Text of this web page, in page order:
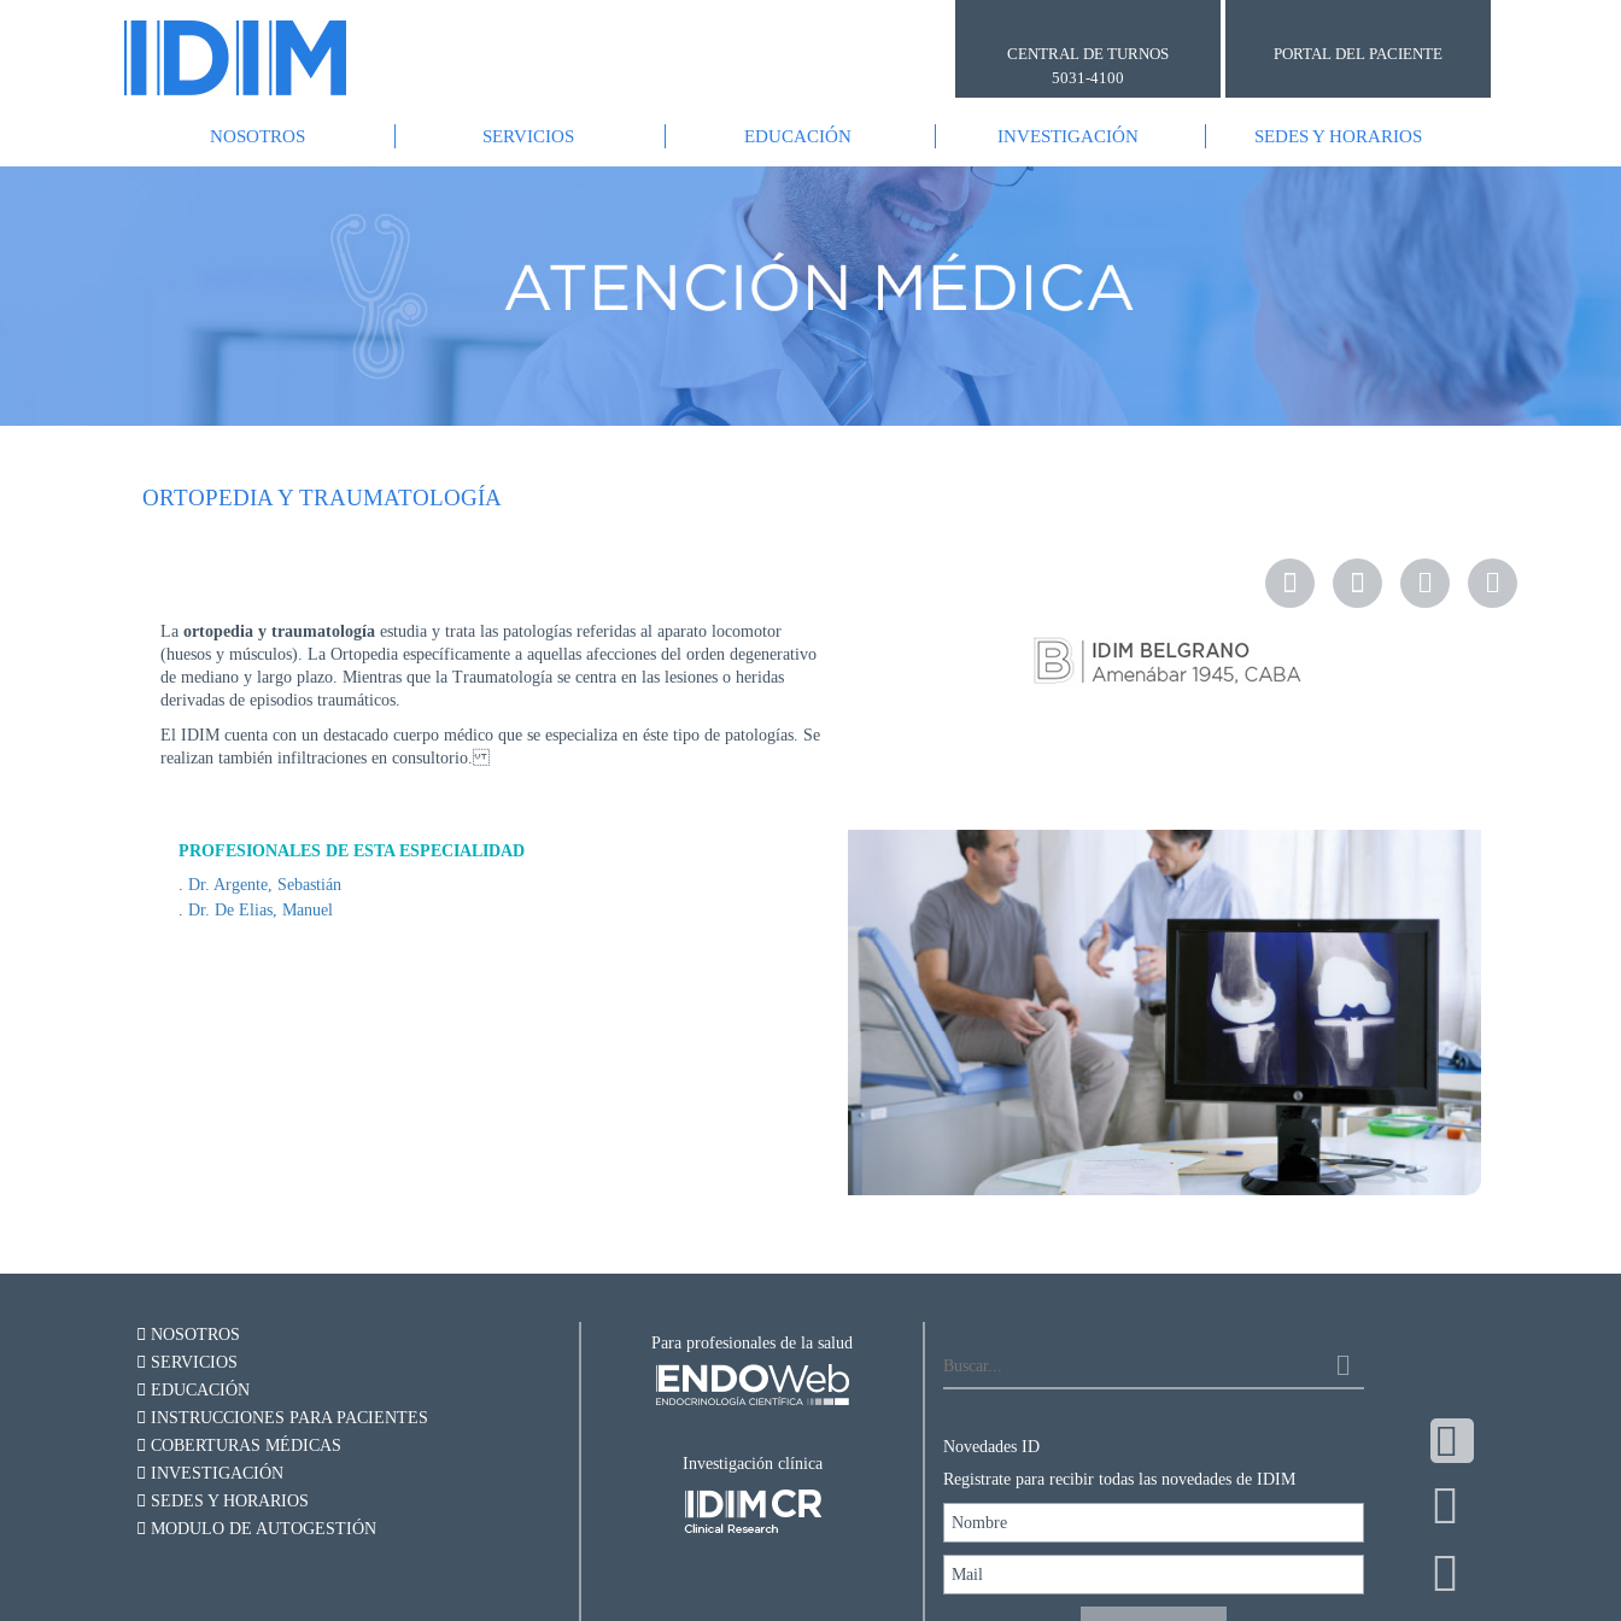
CENTRAL DE TURNOS
5031-4100
PORTAL DEL PACIENTE
NOSOTROS SERVICIOS EDUCACIÓN INVESTIGACIÓN SEDES Y HORARIOS
ORTOPEDIA Y TRAUMATOLOGÍA
La ortopedia y traumatología estudia y trata las patologías referidas al aparato locomotor
(huesos y músculos). La Ortopedia específicamente a aquellas afecciones del orden degenerativo
de mediano y largo plazo. Mientras que la Traumatología se centra en las lesiones o heridas
derivadas de episodios traumáticos.
El IDIM cuenta con un destacado cuerpo médico que se especializa en éste tipo de patologías. Se
realizan también infiltraciones en consultorio.
PROFESIONALES DE ESTA ESPECIALIDAD
Dr. Argente, Sebastián
Dr. De Elias, Manuel
NOSOTROS
SERVICIOS
EDUCACIÓN
INSTRUCCIONES PARA PACIENTES
COBERTURAS MÉDICAS
INVESTIGACIÓN
SEDES Y HORARIOS
MODULO DE AUTOGESTIÓN
Para profesionales de la salud
Investigación clínica
Novedades ID
Registrate para recibir todas las novedades de IDIM